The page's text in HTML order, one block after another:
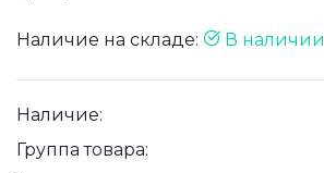
Наличие на складе: В наличии
Наличие:
Группа товара: